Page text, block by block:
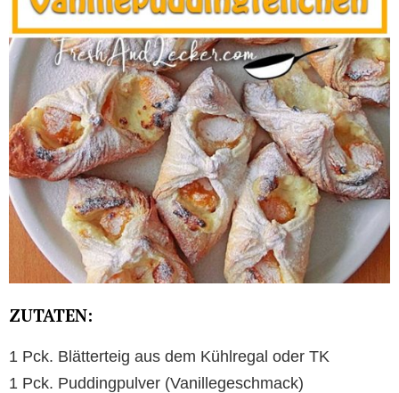
ZUTATEN:
1 Pck. Blätterteig aus dem Kühlregal oder TK
1 Pck. Puddingpulver (Vanillegeschmack)